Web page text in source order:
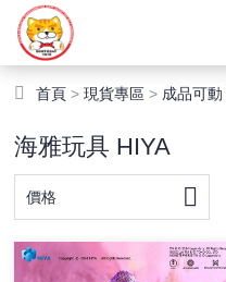
首頁 >現貨專區 > 成品可動
海雅玩具 HIYA
價格